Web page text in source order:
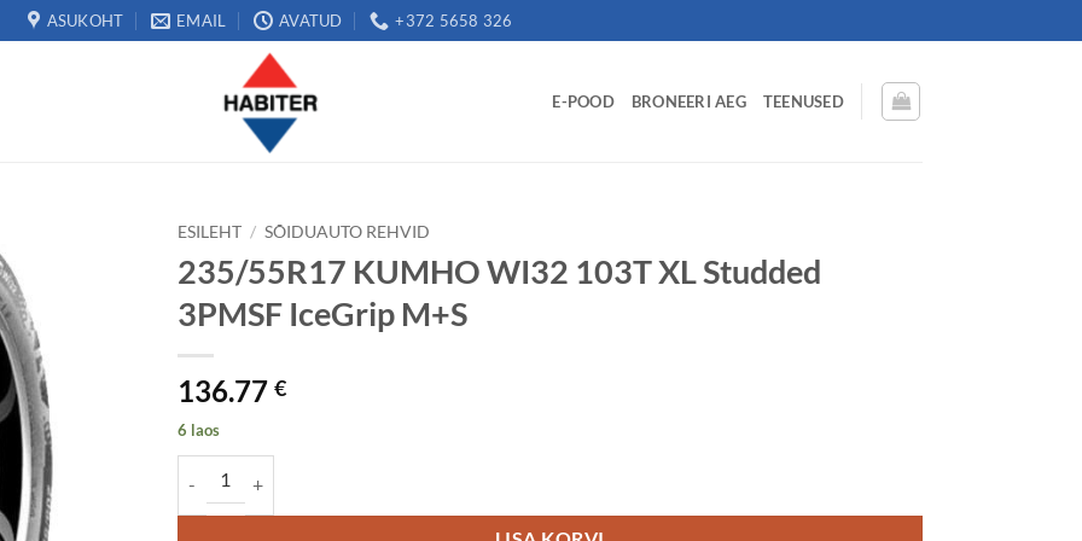
ASUKOHT EMAIL AVATUD +372 5658 326
E-POOD BRONEERI AEG TEENUSED
ESILEHT / SÕIDUAUTO REHVID
235/55R17 KUMHO WI32 103T XL Studded
3PMSF IceGrip M+S
136.77 €
6 laos